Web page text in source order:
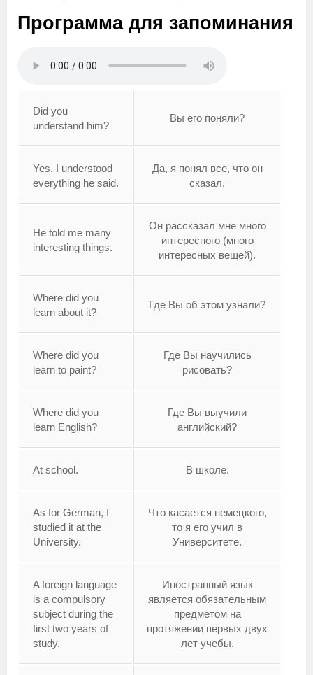
Программа для запоминания
Did you
understand him?
Вы его поняли?
Yes, I understood
everything he said.
Да, я понял все, что он
сказал.
He told me many
interesting things.
Он рассказал мне много
интересного (много
интересных вещей).
Where did you
learn about it?
Где Вы об этом узнали?
Where did you
learn to paint?
Где Вы научились
рисовать?
Where did you
learn English?
Где Вы выучили
английский?
At school. В школе.
As for German, I
studied it at the
University.
Что касается немецкого,
то я его учил в
Университете.
A foreign language
is a compulsory
subject during the
first two years of
study.
Иностранный язык
является обязательным
предметом на
протяжении первых двух
лет учебы.